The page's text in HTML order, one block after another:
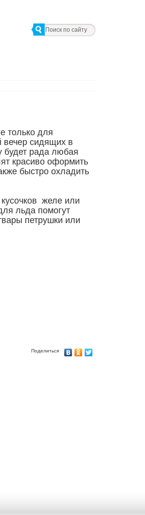
только для
сидящих в
будет рада любая
красиво оформить
быстро охладить
желе или
льда помогут
петрушки или
Поделиться